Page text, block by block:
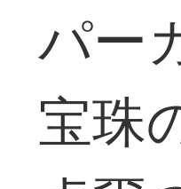
パー
宝珠